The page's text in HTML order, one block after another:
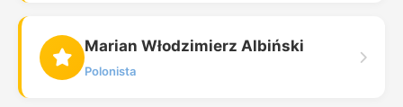
Marian Włodzimierz Albiński
Polonista